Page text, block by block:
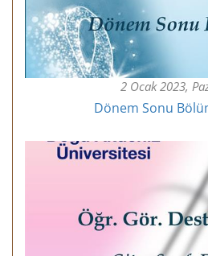
2 Ocak 2023,
Dönem Sonu